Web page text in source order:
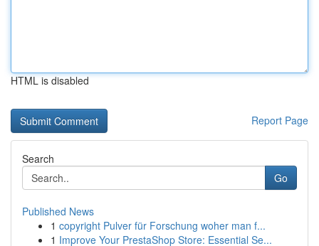
HTML is disabled
Report Page
Search
Go
Published News
1 copyright Pulver für Forschung woher man f...
1 Improve Your PrestaShop Store: Essential Se...